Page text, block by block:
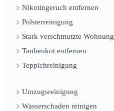
Nikotingeruch entfernen
Polsterreinigung
Stark verschmutzte Wohnung
Taubenkot entfernen
Teppichreinigung
Umzugsreinigung
Wasserschaden reinigen